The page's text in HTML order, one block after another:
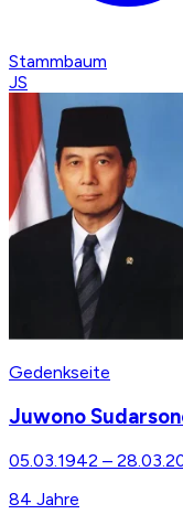
Stammbaum
JS
Gedenkseite
Juwono
05.03.1942 –
84 Jahre